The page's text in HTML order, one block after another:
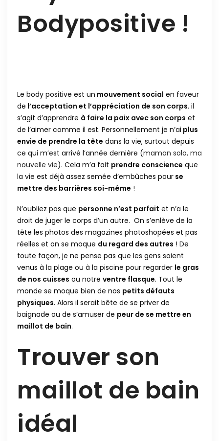
Bodypositive !
Le body positive est un mouvement social en faveur
de l’acceptation et l’appréciation de son corps. il
s’agit d’apprendre à faire la paix avec son corps et
de l’aimer comme il est. Personnellement je n’ai plus
envie de prendre la tête dans la vie, surtout depuis
ce qui m’est arrivé l’année dernière (maman solo, ma
nouvelle vie). Cela m’a fait prendre conscience que
la vie est déjà assez semée d’embûches pour se
mettre des barrières soi-même !
N’oubliez pas que personne n’est parfait et n’a le
droit de juger le corps d’un autre. On s’enlève de la
tête les photos des magazines photoshopées et pas
réelles et on se moque du regard des autres ! De
toute façon, je ne pense pas que les gens soient
venus à la plage ou à la piscine pour regarder le gras
de nos cuisses ou notre ventre flasque. Tout le
monde se moque bien de nos petits défauts
physiques. Alors il serait bête de se priver de
baignade ou de s’amuser de peur de se mettre en
maillot de bain.
Trouver son
maillot de bain
idéal